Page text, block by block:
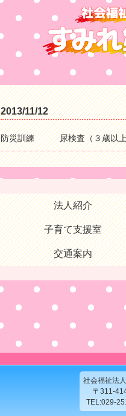
2013/11/12
防災訓練 尿検査（３歳以上
法人紹介
子育て支援室
交通案内
社会福祉法
〒311-
TEL:029-